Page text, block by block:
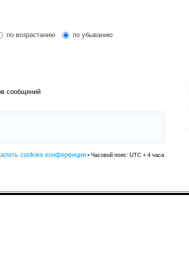
по возрастанию по убыванию
сообщений
cookies конференции • Часовой пояс: UTC + 4 часа